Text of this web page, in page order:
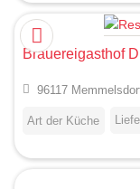
Brauereigasthof
96117
Art der Küche